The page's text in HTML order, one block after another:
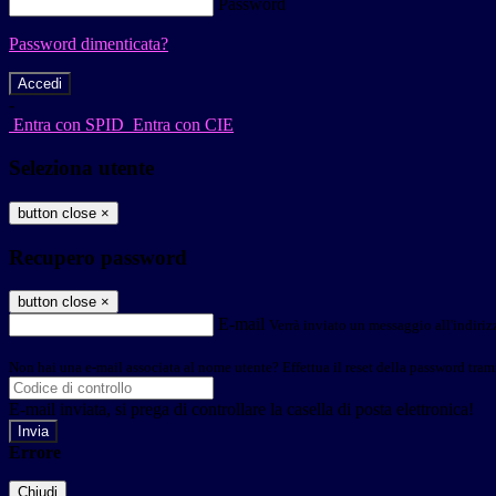
Password
Password dimenticata?
-
Entra con SPID Entra con CIE
Seleziona utente
button close ×
Recupero password
button close ×
E-mail Verrà inviato un messaggio
Non hai una e-mail associata al nome utente? Effettua il reset della password
E-mail inviata, si prega di controllare la casella di posta elettronica!
Errore
Chiudi